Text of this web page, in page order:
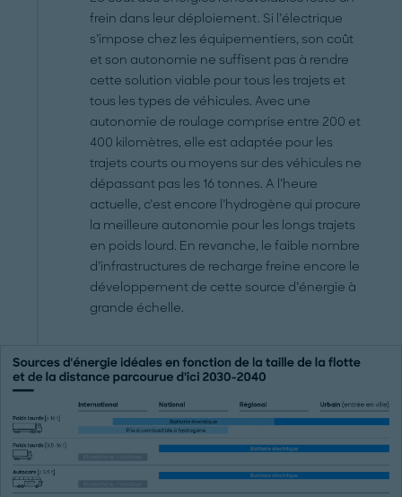
frein dans leur déploiement. Si l’électrique
s’impose chez les équipementiers, son coût
et son autonomie ne suffisent pas à rendre
cette solution viable pour tous les trajets et
tous les types de véhicules. Avec une
autonomie de roulage comprise entre 200 et
400 kilomètres, elle est adaptée pour les
trajets courts ou moyens sur des véhicules ne
dépassant pas les 16 tonnes. A l’heure
actuelle, c’est encore l’hydrogène qui procure
la meilleure autonomie pour les longs trajets
en poids lourd. En revanche, le faible nombre
d’infrastructures de recharge freine encore le
développement de cette source d’énergie à
grande échelle.